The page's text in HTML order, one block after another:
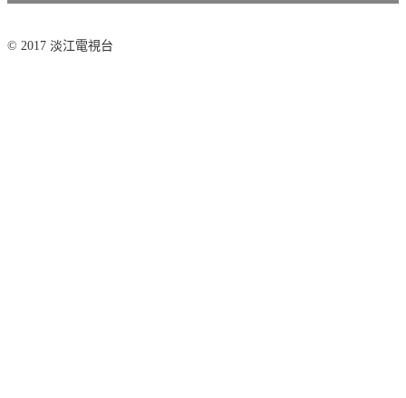
© 2017 淡江電視台